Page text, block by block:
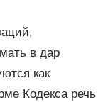
в дар
как
Кодекса речь